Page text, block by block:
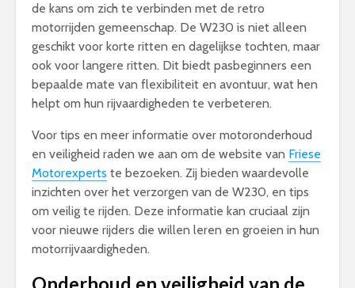
de kans om zich te verbinden met de retro
motorrijden gemeenschap. De W230 is niet alleen
geschikt voor korte ritten en dagelijkse tochten, maar
ook voor langere ritten. Dit biedt pasbeginners een
bepaalde mate van flexibiliteit en avontuur, wat hen
helpt om hun rijvaardigheden te verbeteren.
Voor tips en meer informatie over motoronderhoud
en veiligheid raden we aan om de website van Friese
Motorexperts te bezoeken. Zij bieden waardevolle
inzichten over het verzorgen van de W230, en tips
om veilig te rijden. Deze informatie kan cruciaal zijn
voor nieuwe rijders die willen leren en groeien in hun
motorrijvaardigheden.